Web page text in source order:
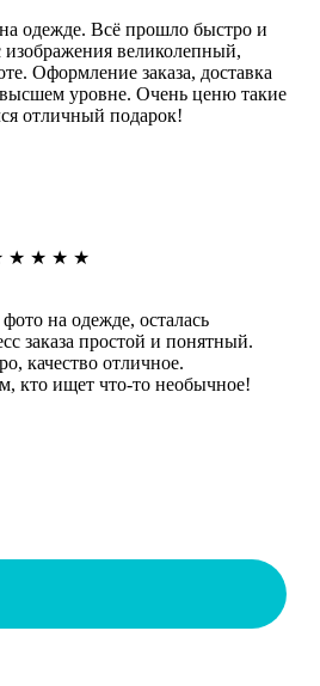
на одежде. Всё прошло быстро и
изображения великолепный,
Оформление заказа, доставка
уровне. Очень ценю такие
отличный подарок!
★ ★ ★ ★
на одежде, осталась
заказа простой и понятный.
качество отличное.
кто ищет что-то необычное!